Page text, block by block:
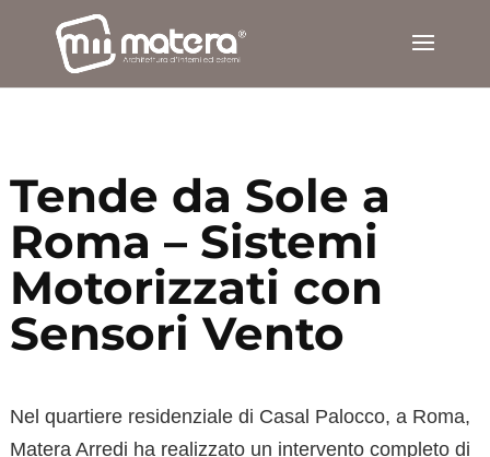
Tende da Sole a
Roma – Sistemi
Motorizzati con
Sensori Vento
Nel quartiere residenziale di Casal Palocco, a Roma,
Matera Arredi ha realizzato un intervento completo di